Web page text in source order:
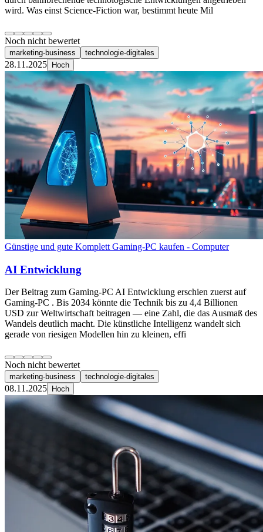
wird. Was einst Science-Fiction war, bestimmt heute Mil
Noch nicht bewertet
marketing-business technologie-digitales
28.11.2025 Hoch
Günstige und gute Komplett Gaming-PC kaufen - Computer
AI Entwicklung
Der Beitrag zum Gaming-PC AI Entwicklung erschien zuerst auf
Gaming-PC . Bis 2034 könnte die Technik bis zu 4,4 Billionen
USD zur Weltwirtschaft beitragen — eine Zahl, die das Ausmaß des
Wandels deutlich macht. Die künstliche Intelligenz wandelt sich
gerade von riesigen Modellen hin zu kleinen, effi
Noch nicht bewertet
marketing-business technologie-digitales
08.11.2025 Hoch